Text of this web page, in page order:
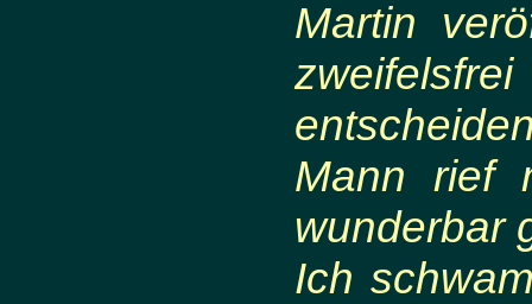
Martin
Mann rief
wunderbar
Ich